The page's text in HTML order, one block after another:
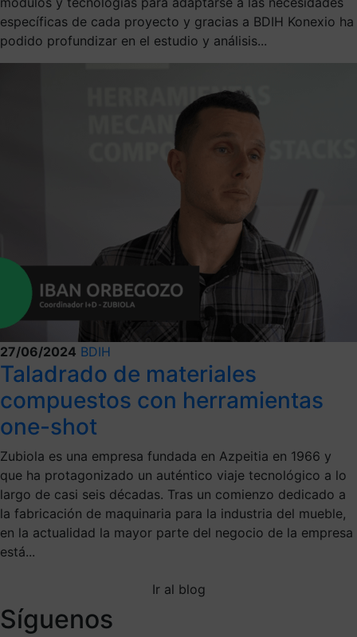
específicas de cada proyecto y gracias a BDIH Konexio ha
podido profundizar en el estudio y análisis...
27/06/2024 BDIH
Taladrado de materiales
compuestos con herramientas
one-shot
Zubiola es una empresa fundada en Azpeitia en 1966 y
que ha protagonizado un auténtico viaje tecnológico a lo
largo de casi seis décadas. Tras un comienzo dedicado a
la fabricación de maquinaria para la industria del mueble,
en la actualidad la mayor parte del negocio de la empresa
está...
Ir al blog
Síguenos